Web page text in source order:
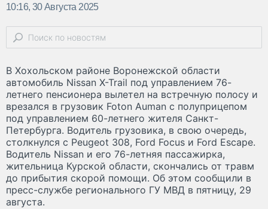
10:16, 30 Августа 2025
В Хохольском районе Воронежской области
автомобиль Nissan X-Trail под управлением 76-
летнего пенсионера вылетел на встречную полосу и
врезался в грузовик Foton Auman с полуприцепом
под управлением 60-летнего жителя Санкт-
Петербурга. Водитель грузовика, в свою очередь,
столкнулся с Peugeot 308, Ford Focus и Ford Escape.
Водитель Nissan и его 76-летняя пассажирка,
жительница Курской области, скончались от травм
до прибытия скорой помощи. Об этом сообщили в
пресс-службе регионального ГУ МВД в пятницу, 29
августа.